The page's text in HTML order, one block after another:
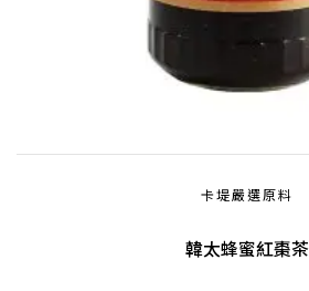
卡堤嚴選原料
韓太蜂蜜紅棗茶